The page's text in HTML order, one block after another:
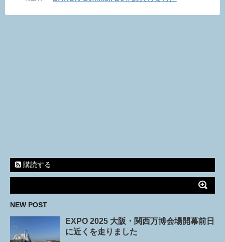
購読する
NEW POST
EXPO 2025 大阪・関西万博会場開幕前日
に近くを走りました